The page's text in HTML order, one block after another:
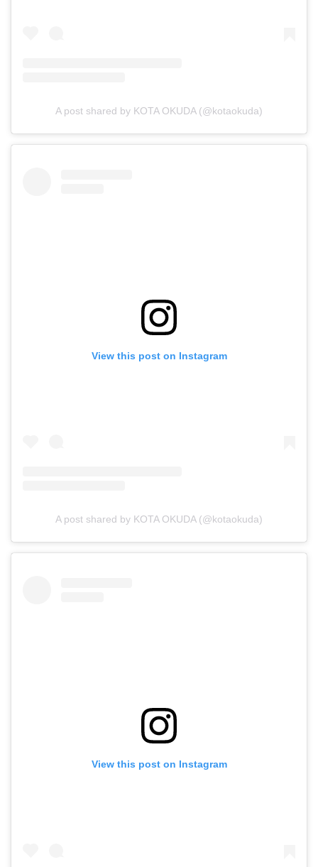
A post shared by KOTA OKUDA (@kotaokuda)
View this post on Instagram
A post shared by KOTA OKUDA (@kotaokuda)
View this post on Instagram